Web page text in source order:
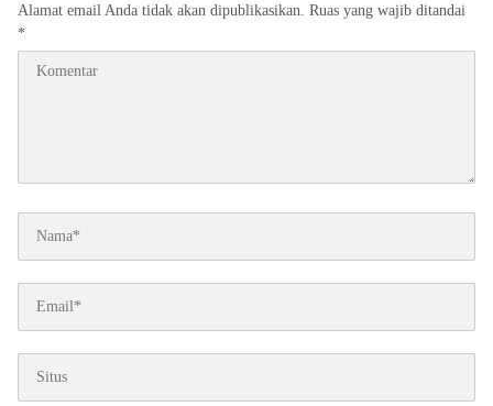
Alamat email Anda tidak akan dipublikasikan. Ruas yang wajib ditandai
*